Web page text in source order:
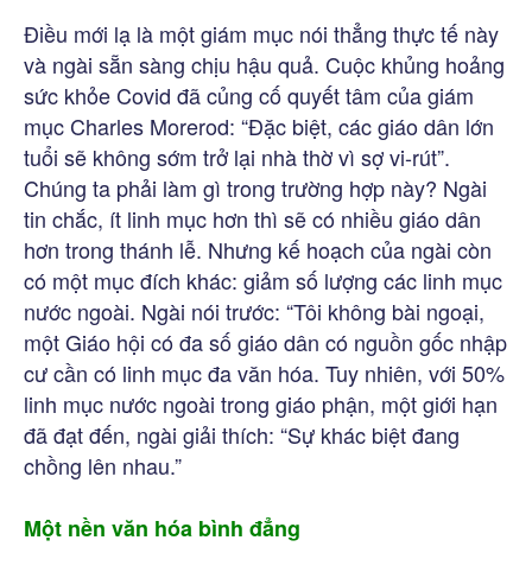
Điều mới lạ là một giám mục nói thẳng thực tế này
và ngài sẵn sàng chịu hậu quả. Cuộc khủng hoảng
sức khỏe Covid đã củng cố quyết tâm của giám
mục Charles Morerod: “Đặc biệt, các giáo dân lớn
tuổi sẽ không sớm trở lại nhà thờ vì sợ vi-rút”.
Chúng ta phải làm gì trong trường hợp này? Ngài
tin chắc, ít linh mục hơn thì sẽ có nhiều giáo dân
hơn trong thánh lễ. Nhưng kế hoạch của ngài còn
có một mục đích khác: giảm số lượng các linh mục
nước ngoài. Ngài nói trước: “Tôi không bài ngoại,
một Giáo hội có đa số giáo dân có nguồn gốc nhập
cư cần có linh mục đa văn hóa. Tuy nhiên, với 50%
linh mục nước ngoài trong giáo phận, một giới hạn
đã đạt đến, ngài giải thích: “Sự khác biệt đang
chồng lên nhau.”
Một nền văn hóa bình đẳng